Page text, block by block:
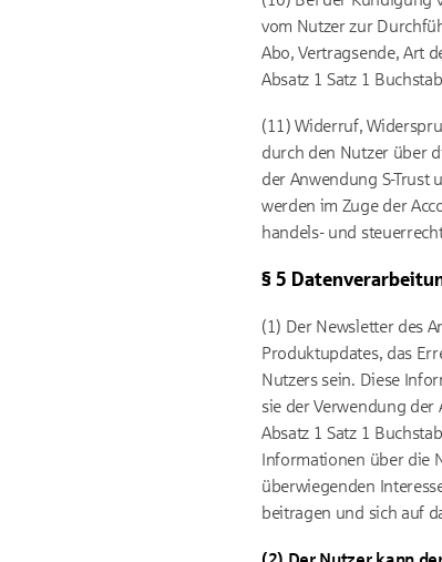
vom Nutzer zur
Abo, Vertragsende, Art
Absatz 1 Satz 1
(11) Widerruf,
durch den Nutzer über
der Anwendung S-Trust
werden im Zuge der
handels- und
§ 5
(1) Der Newsletter des
Produktupdates, das
Nutzers sein. Diese
sie der Verwendung der
Absatz 1 Satz 1
Informationen über die
überwiegenden
beitragen und sich auf